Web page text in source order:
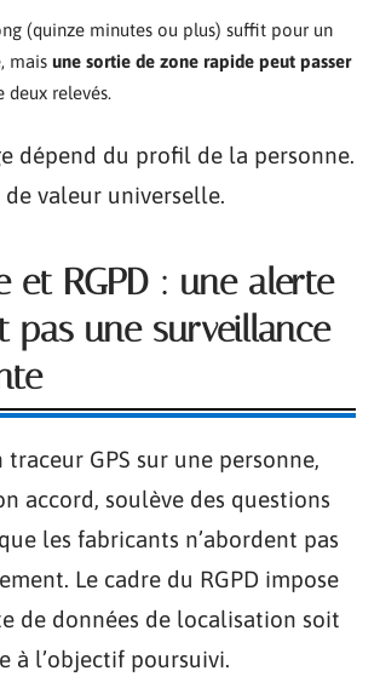
(quinze minutes ou plus) suffit pour un
mais une sortie de zone rapide peut passer
deux relevés.
dépend du profil de la personne.
de valeur universelle.
et RGPD : une alerte
pas une surveillance
GPS sur une personne,
accord, soulève des questions
les fabricants n’abordent pas
Le cadre du RGPD impose
de données de localisation soit
à l’objectif poursuivi.